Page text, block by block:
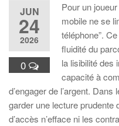
JUN
24
2026
0
Pour un
mobile ne se
téléphone”.
fluidité du
la lisibilité des
capacité à
d’engager de l’argent.
garder une lecture prudente
d’accès n’efface ni les